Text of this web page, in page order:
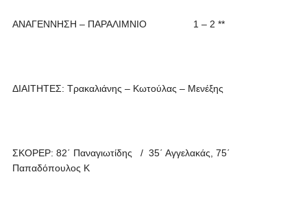
ΑΝΑΓΕΝΝΗΣΗ – ΠΑΡΑΛΙΜΝΙΟ 1 – 2 **
ΔΙΑΙΤΗΤΕΣ: Τρακαλιάνης – Κωτούλας – Μενέξης
ΣΚΟΡΕΡ: 82΄ Παναγιωτίδης / 35΄ Αγγελακάς, 75΄
Παπαδόπουλος Κ